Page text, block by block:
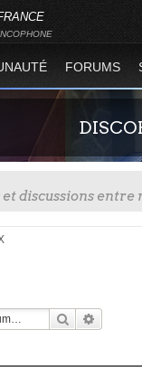
FORUMS
sur le
compte
Rejoignez-
France !
et discussions
Rechercher